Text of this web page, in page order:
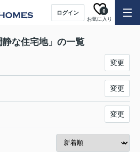
ログイン
お気に入り
0
静な住宅地」の一覧
変更
変更
変更